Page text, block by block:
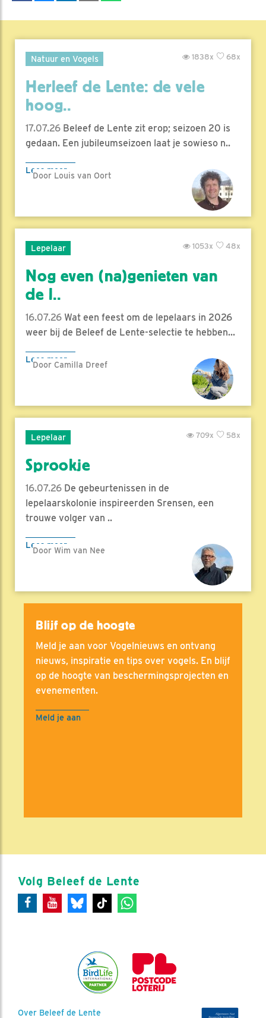
Natuur en Vogels 68x
1838x
Herleef de Lente: de vele
hoog..
17.07.26 Beleef de Lente zit erop; seizoen 20 is
gedaan. Een jubileumseizoen laat je sowieso n..
Lees meer
Door Louis van Oort
Lepelaar 48x
1053x
Nog even (na)genieten van
de l..
16.07.26 Wat een feest om de lepelaars in 2026
weer bij de Beleef de Lente-selectie te hebben...
Lees meer
Door Camilla Dreef
Lepelaar 58x
709x
Sprookje
16.07.26 De gebeurtenissen in de
lepelaarskolonie inspireerden Srensen, een
trouwe volger van ..
Lees meer
Door Wim van Nee
Blijf op de hoogte
Meld je aan voor Vogelnieuws en ontvang
nieuws, inspiratie en tips over vogels. En blijf
op de hoogte van beschermingsprojecten en
evenementen.
Meld je aan
Volg Beleef de Lente
Over Beleef de Lente